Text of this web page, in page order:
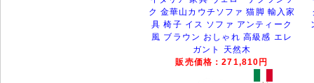
ク 金華山カウチソファ 猫脚 輸入家
具 椅子 イス ソファ アンティーク
風 ブラウン おしゃれ 高級感 エレ
ガント 天然木
販売価格：271,810円